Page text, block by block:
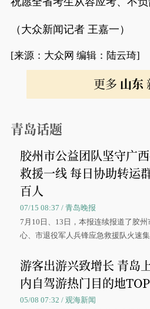
（大众新闻记者 王嘉一）
[来源：大众网 编辑：陆云琦]
更多 山东
青岛话题
胶州市公益团队坚守广
救援一线 每日协助转运
百人
07/15 08:37 / 青岛晚报
7月10日、13日，本报连续报道了胶
心、市退役军人兵锋应急救援队火速
游客出游兴致增长 青岛
内自驾游热门目的地
05/08 07:32 / 观海新闻